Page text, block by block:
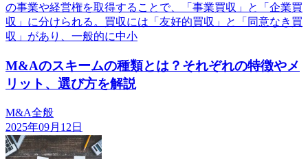
の事業や経営権を取得することで、「事業買収」と「企業買
収」に分けられる。買収には「友好的買収」と「同意なき買
収」があり、一般的に中小
M&Aのスキームの種類とは？それぞれの特徴やメ
リット、選び方を解説
M&A全般
2025年09月12日